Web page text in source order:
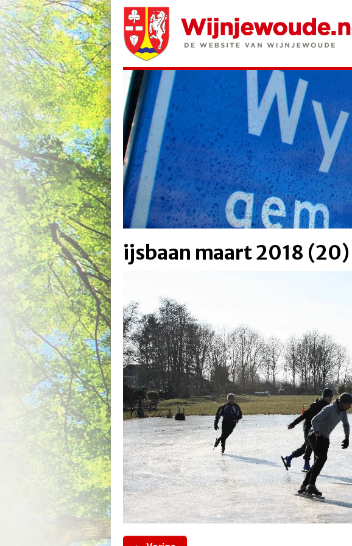
ijsbaan maart 2018 (20)